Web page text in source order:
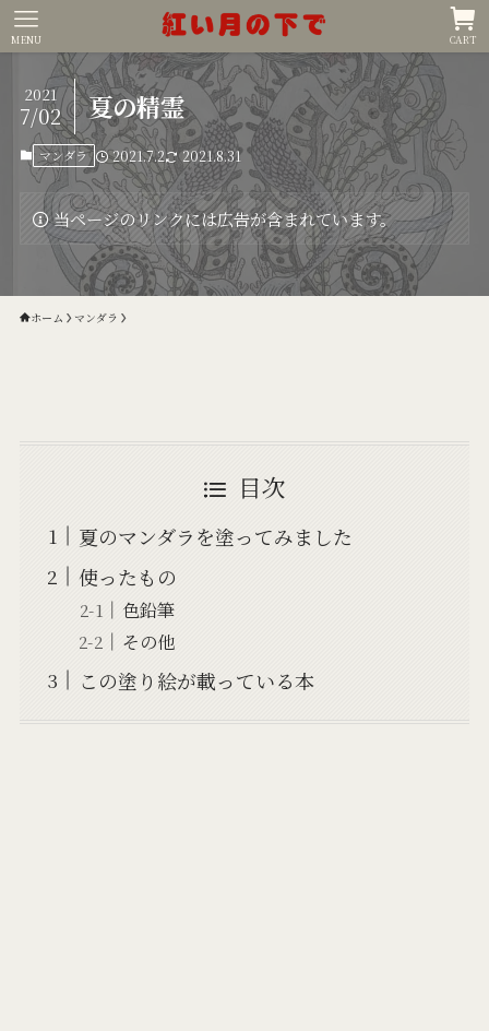
CART
MENU
夏の精霊
2021
7/02
マンダラ 2021.7.2 2021.8.31
当ページのリンクには広告が含まれています。
ホーム マンダラ
目次
夏のマンダラを塗ってみました
使ったもの
色鉛筆
その他
この塗り絵が載っている本